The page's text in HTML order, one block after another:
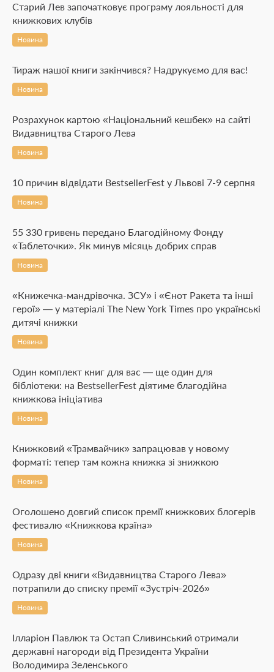
Старий Лев започатковує програму лояльності для
книжкових клубів
Новина
Тираж нашої книги закінчився? Надрукуємо для вас!
Новина
Розрахунок картою «Національний кешбек» на сайті
Видавництва Старого Лева
Новина
10 причин відвідати BestsellerFest у Львові 7-9 серпня
Новина
55 330 гривень передано Благодійному Фонду
«Таблеточки». Як минув місяць добрих справ
Новина
«Книжечка-мандрівочка. ЗСУ» і «Єнот Ракета та інші
герої» — у матеріалі The New York Times про українські
дитячі книжки
Новина
Один комплект книг для вас — ще один для
бібліотеки: на BestsellerFest діятиме благодійна
книжкова ініціатива
Новина
Книжковий «Трамвайчик» запрацював у новому
форматі: тепер там кожна книжка зі знижкою
Новина
Оголошено довгий список премії книжкових блогерів
фестивалю «Книжкова країна»
Новина
Одразу дві книги «Видавництва Старого Лева»
потрапили до списку премії «Зустріч-2026»
Новина
Ілларіон Павлюк та Остап Сливинський отримали
державні нагороди від Президента України
Володимира Зеленського